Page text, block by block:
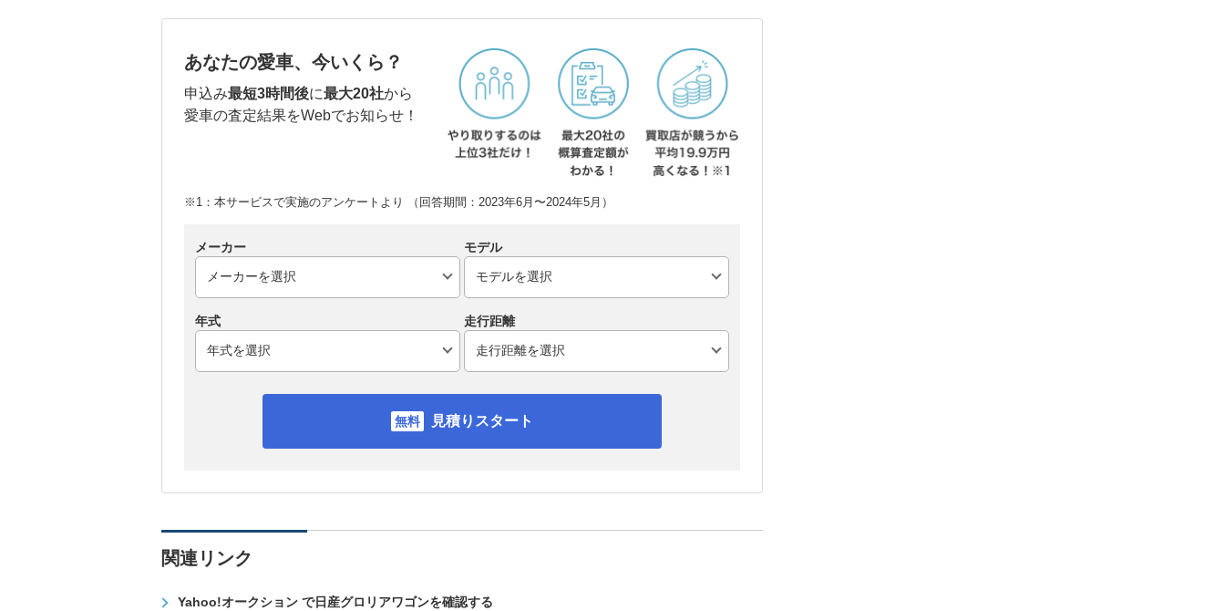
あなたの愛車、今いくら？
申込み最短3時間後に最大20社から
愛車の査定結果をWebでお知らせ！
※1：本サービスで実施のアンケートより （回答期間：2023年6月〜2024年5月）
メーカー モデル
年式 走行距離
見積りスタート
関連リンク
Yahoo!オークション で日産グロリアワゴンを確認する